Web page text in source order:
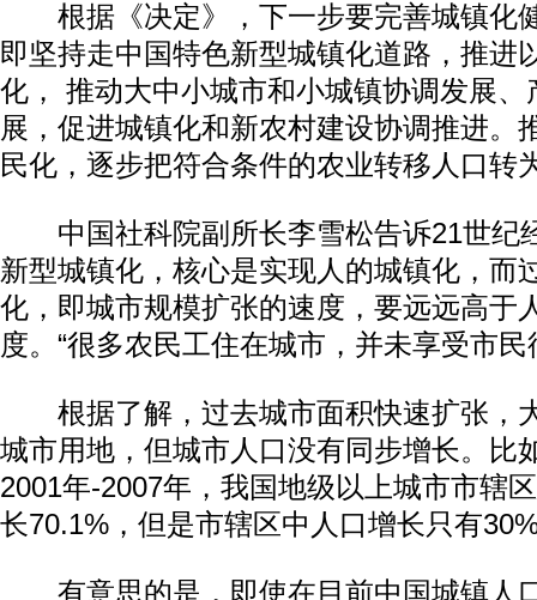
根据《决定》，下一步要完善城镇化
即坚持走中国特色新型城镇化道路，推进
化， 推动大中小城市和小城镇协调发展、
展，促进城镇化和新农村建设协调推进。
民化，逐步把符合条件的农业转移人口转
中国社科院副所长李雪松告诉21世纪
新型城镇化，核心是实现人的城镇化，而
化，即城市规模扩张的速度，要远远高于
度。“很多农民工住在城市，并未享受市民
根据了解，过去城市面积快速扩张，
城市用地，但城市人口没有同步增长。比
2001年-2007年，我国地级以上城市市辖
长70.1%，但是市辖区中人口增长只有
有意思的是，即使在目前中国城镇人